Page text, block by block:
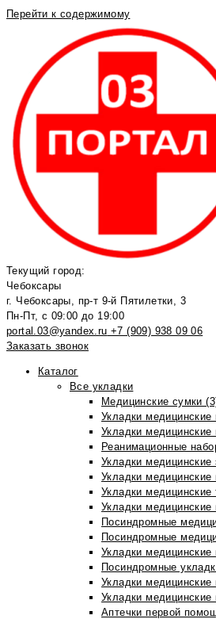
Перейти к содержимому
Текущий город:
Чебоксары
г. Чебоксары, пр-т 9-й Пятилетки, 3
Пн-Пт, с 09:00 до 19:00
portal.03@yandex.ru +7 (909) 938 09 06
Заказать звонок
Каталог
Все укладки
Медицинские сумки
Укладки
Укладки
Реанимационные
Укладки медицинские
Укладки
Укладки медицинские
Укладки
Посиндромные
Посиндромные
Укладки
Посиндромные
Укладки
Укладки
Аптечки первой